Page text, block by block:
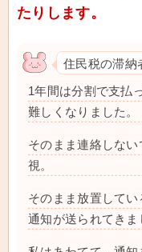
たりします。
住民税の滞納
1年間は分割で支払
難しくなりました。
そのまま連絡しな
視。
そのまま放置して
通知が送られてきま